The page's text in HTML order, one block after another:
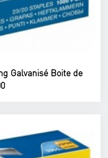
Galvanisé Boite de